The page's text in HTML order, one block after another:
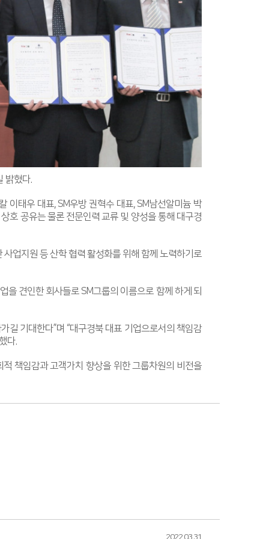
밝혔다.
이태우 대표, SM우방 권혁수 대표, SM남선알미늄 박
호 공유는 물론 전문인력 교류 및 양성을 통해 대구경
업지원 등 산학 협력 활성화를 위해 함께 노력하기로
을 견인한 회사들로 SM그룹의 이름으로 함께 하게 되
길 기대한다”며 “대구경북 대표 기업으로서의 책임감
다.
책임감과 고객가치 향상을 위한 그룹차원의 비전을